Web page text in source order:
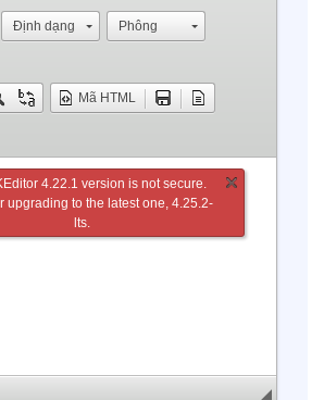
Định dạng Phông
Mã HTML
4.22.1 version is not secure.
upgrading to the latest one, 4.25.2-
lts.